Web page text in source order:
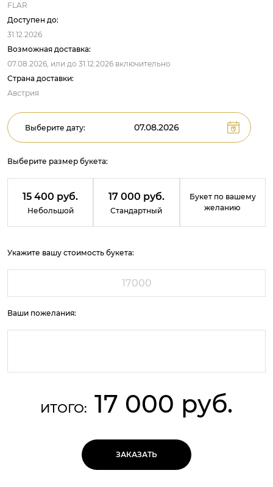
FLAR
Доступен до:
31.12.2026
Возможная доставка:
07.08.2026, или до 31.12.2026 включительно
Страна доставки:
Австрия
Выберите дату:
Выберите размер букета:
15 400 руб.
Небольшой
17 000 руб.
Стандартный
Букет по вашему
желанию
Укажите вашу стоимость букета:
Ваши пожелания:
ИТОГО: 17 000 руб.
ЗАКАЗАТЬ